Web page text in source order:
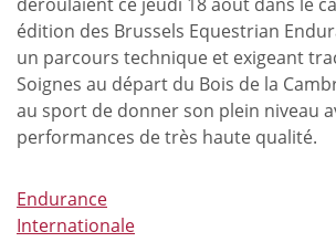
édition des Brussels Equestrian
un parcours technique et exigeant
Soignes au départ du Bois de la
au sport de donner son plein niveau
performances de très haute qualité.
Endurance
Internationale